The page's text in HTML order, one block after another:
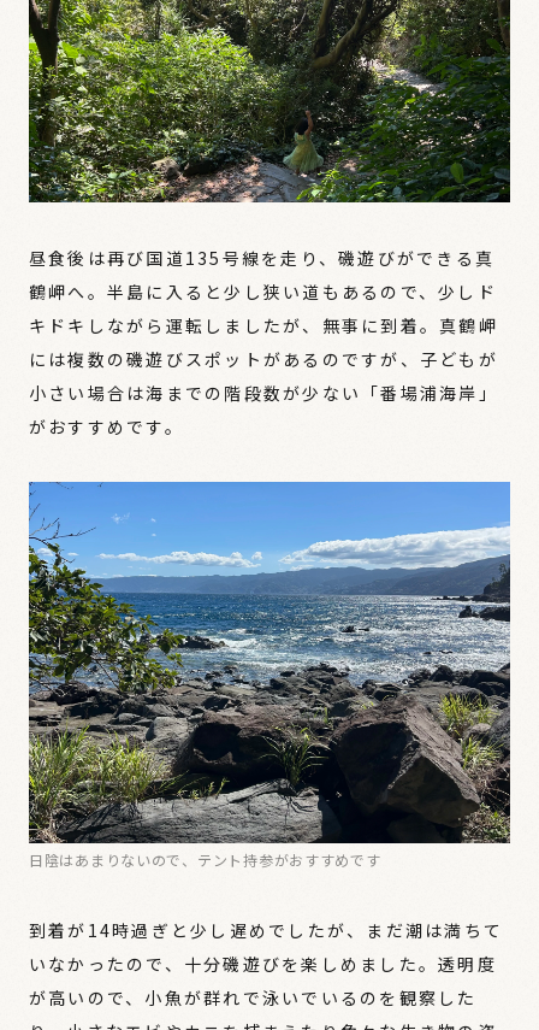
昼食後は再び国道135号線を走り、磯遊びができる真
鶴岬へ。半島に入ると少し狭い道もあるので、少しド
キドキしながら運転しましたが、無事に到着。真鶴岬
には複数の磯遊びスポットがあるのですが、子どもが
小さい場合は海までの階段数が少ない「番場浦海岸」
がおすすめです。
日陰はあまりないので、テント持参がおすすめです
到着が14時過ぎと少し遅めでしたが、まだ潮は満ちて
いなかったので、十分磯遊びを楽しめました。透明度
が高いので、小魚が群れで泳いでいるのを観察した